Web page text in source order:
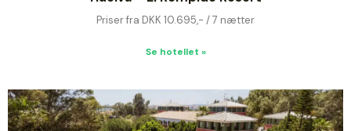
Priser fra DKK 10.695,- / 7 nætter
Se hotellet »